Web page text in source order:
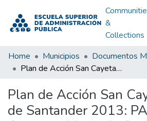
&
Collections
Home Municipios
Documentos
Plan de Acción San Cayetano Norte de Santander 2013: PA San Cayetano Norte de Santander 2013
Plan de Acción San
de Santander 2013: